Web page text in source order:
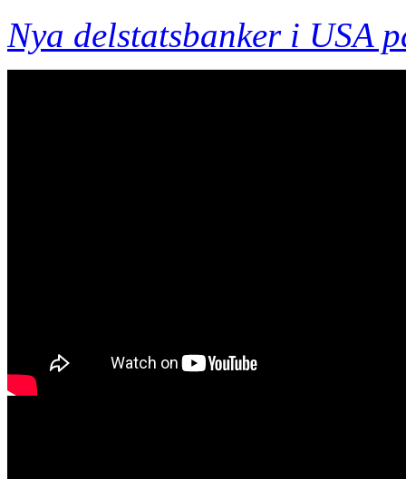
Nya delstatsbanker i USA